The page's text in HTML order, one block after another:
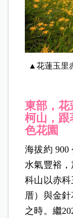
▲花蓮玉里
東部，花
柯山，跟
色花園
海拔約 900
水氣豐裕
科山以赤
厝）與金
之時。繼